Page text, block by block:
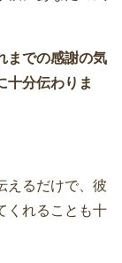
までの感謝の気
十分伝わりま
えるだけで、彼
くれることも十